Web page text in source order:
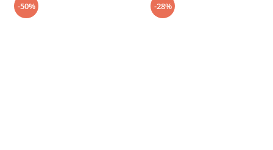
-50% -28%